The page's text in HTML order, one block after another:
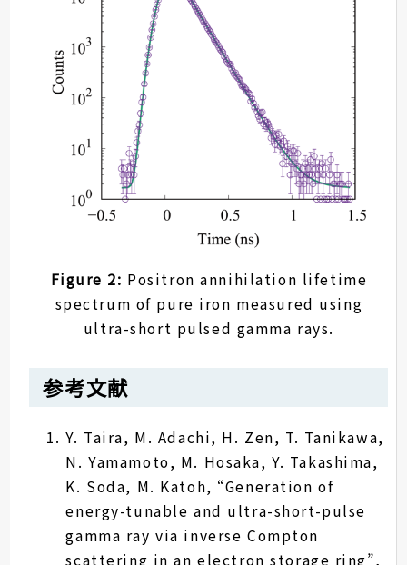
Figure 2: Positron annihilation lifetime
spectrum of pure iron measured using
ultra-short pulsed gamma rays.
参考文献
Y. Taira, M. Adachi, H. Zen, T. Tanikawa,
N. Yamamoto, M. Hosaka, Y. Takashima,
K. Soda, M. Katoh, “Generation of
energy-tunable and ultra-short-pulse
gamma ray via inverse Compton
scattering in an electron storage ring”,